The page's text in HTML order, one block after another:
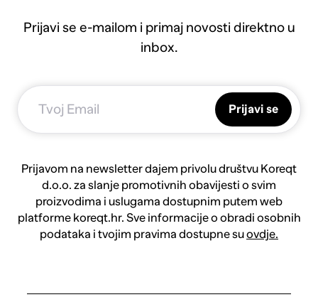
Prijavi se e-mailom i primaj novosti direktno u
inbox.
Prijavi se
Prijavom na newsletter dajem privolu društvu Koreqt
d.o.o. za slanje promotivnih obavijesti o svim
proizvodima i uslugama dostupnim putem web
platforme koreqt.hr. Sve informacije o obradi osobnih
podataka i tvojim pravima dostupne suovdje.